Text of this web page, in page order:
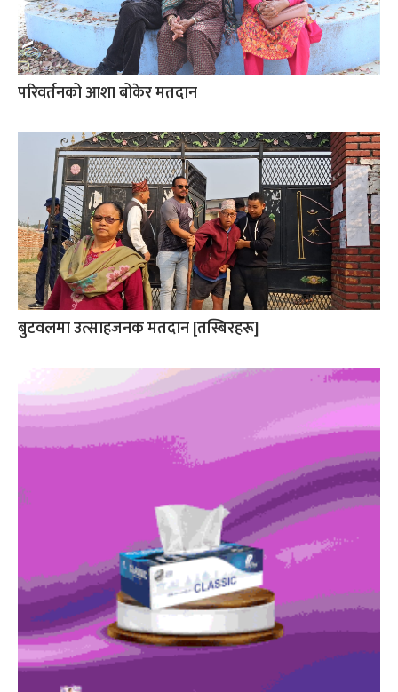
परिवर्तनको आशा बोकेर मतदान
बुटवलमा उत्साहजनक मतदान [तस्बिरहरू]